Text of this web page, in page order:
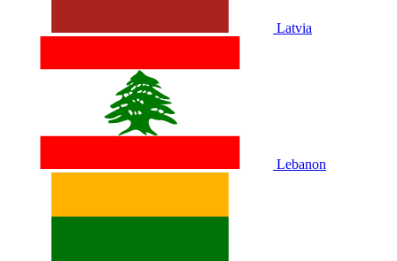
Latvia
Lebanon